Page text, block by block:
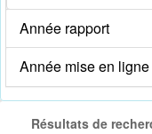
Année rapport
Année mise en ligne
Résultats de